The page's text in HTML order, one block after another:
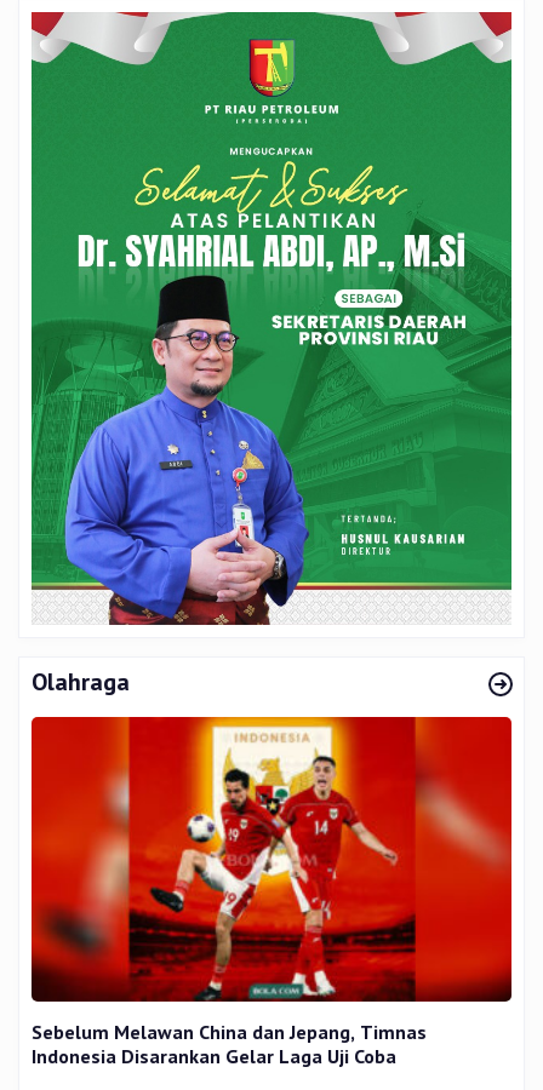
Olahraga
Sebelum Melawan China dan Jepang, Timnas
Indonesia Disarankan Gelar Laga Uji Coba